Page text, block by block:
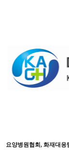
요양병원협회, 화재대응